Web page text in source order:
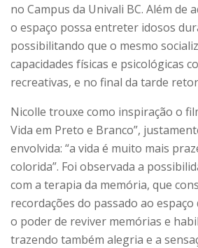
no Campus da Univali BC. Além de
o espaço possa entreter idosos
possibilitando que o mesmo
capacidades físicas e psicológicas
recreativas, e no final da tarde
Nicolle trouxe como inspiração o
Vida em Preto e Branco”,
envolvida: “a vida é muito mais
colorida”. Foi observada a
com a terapia da memória, que
recordações do passado ao
o poder de reviver memórias e
trazendo também alegria e a